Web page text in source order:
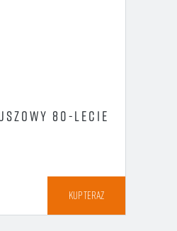
80-LECIE
KUP TERAZ